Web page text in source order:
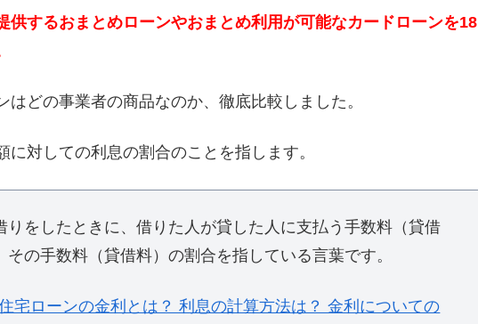
供するおまとめローンやおまとめ利用が可能なカードローンを18
どの事業者の商品なのか、徹底比較しました。
対しての利息の割合のことを指します。
りをしたときに、借りた人が貸した人に支払う手数料（貸借
の手数料（貸借料）の割合を指している言葉です。
宅ローンの金利とは？ 利息の計算方法は？ 金利についての